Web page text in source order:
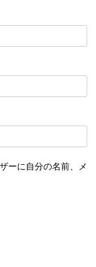
ーに自分の名前、メ